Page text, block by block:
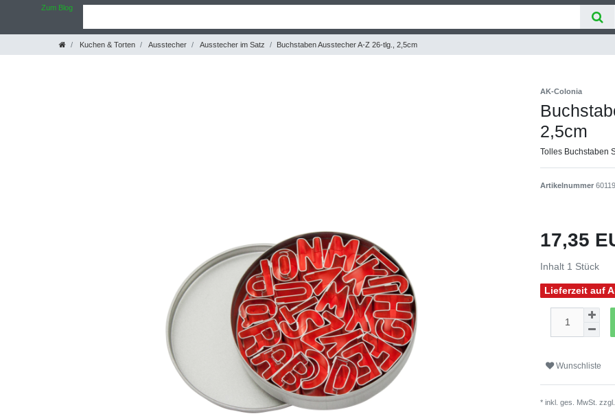
Zum Blog
Kuchen & Torten Ausstecher Ausstecher im Satz Buchstaben Ausstecher A-Z 26-tlg., 2,5cm
AK-Colonia
2,5cm
Tolles Buchstaben
Artikelnummer
17,35
Inhalt 1 Stück
Lieferzeit auf
Wunschliste
* inkl. ges. MwSt. zzgl.